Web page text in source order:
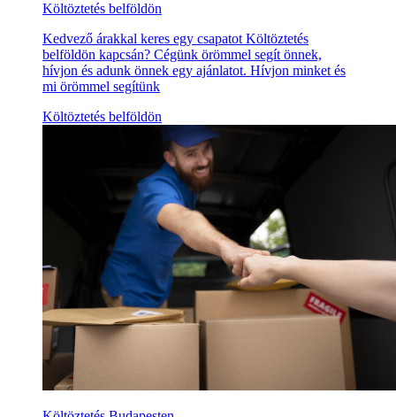
Költöztetés belföldön
Kedvező árakkal keres egy csapatot Költöztetés
belföldön kapcsán? Cégünk örömmel segít önnek,
hívjon és adunk önnek egy ajánlatot. Hívjon minket és
mi örömmel segítünk
Költöztetés belföldön